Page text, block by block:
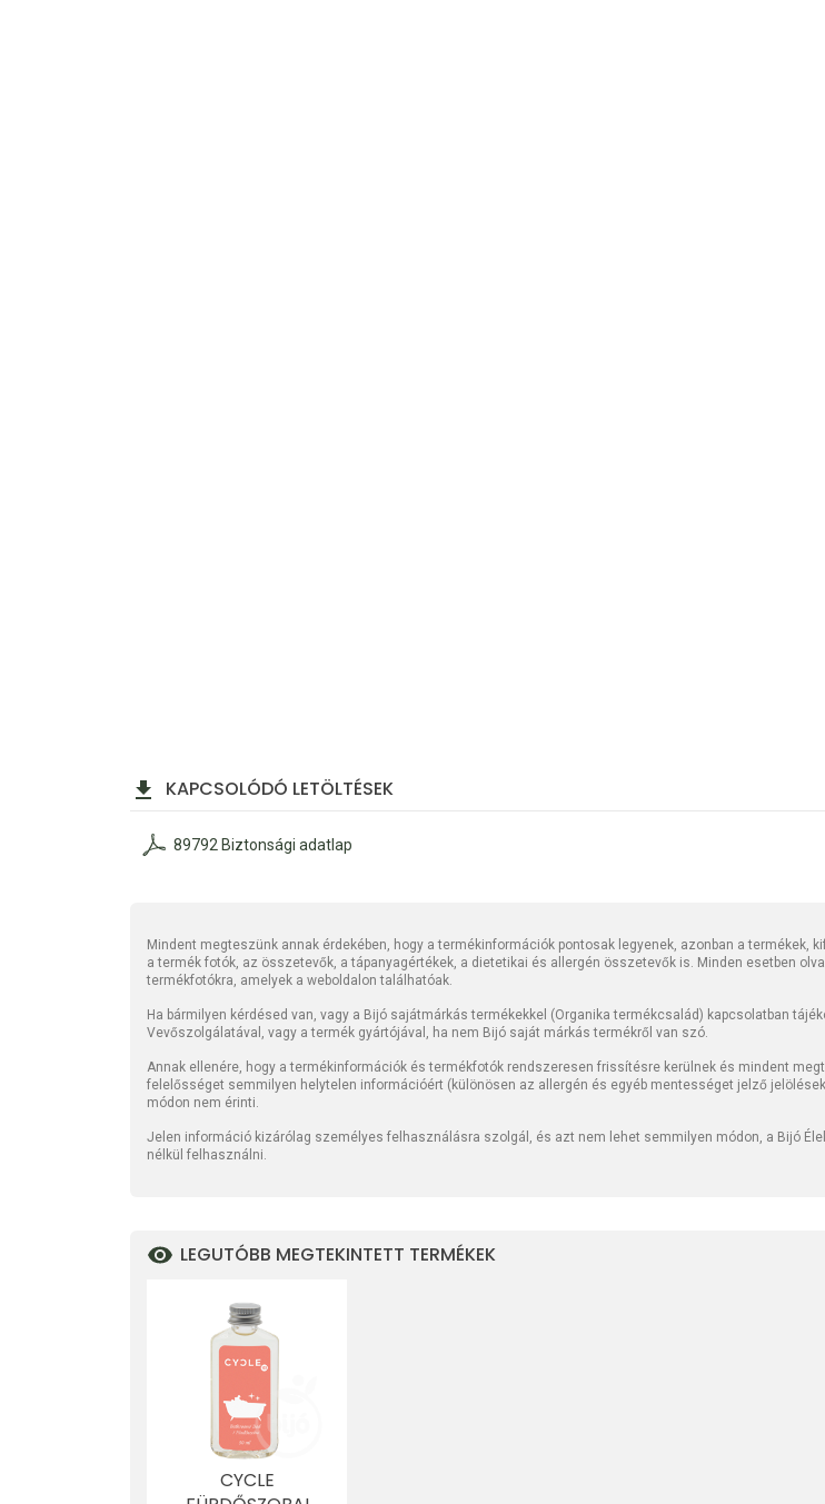
KAPCSOLÓDÓ LETÖLTÉSEK
89792 Biztonsági adatlap
Mindent megteszünk annak érdekében, hogy a termékinformációk pontosak legyenek, azonban a
a termék fotók, az összetevők, a tápanyagértékek, a dietetikai és allergén összetevők is. Minden esetben
termékfotókra, amelyek a weboldalon találhatóak.
Ha bármilyen kérdésed van, vagy a Bijó sajátmárkás termékekkel (Organika termékcsalád) kapcsolatban
Vevőszolgálatával, vagy a termék gyártójával, ha nem Bijó saját márkás termékről van szó.
Annak ellenére, hogy a termékinformációk és termékfotók rendszeresen frissítésre kerülnek és mindent
felelősséget semmilyen helytelen információért (különösen az allergén és egyéb mentességet jelző
módon nem érinti.
Jelen információ kizárólag személyes felhasználásra szolgál, és azt nem lehet semmilyen módon, a Bijó
nélkül felhasználni.
LEGUTÓBB MEGTEKINTETT TERMÉKEK
CYCLE